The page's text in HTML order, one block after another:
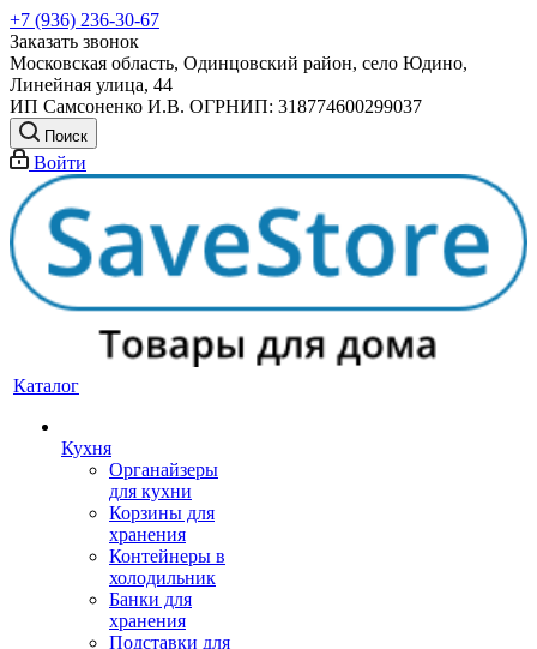
+7 (936) 236-30-67
Заказать звонок
Московская область, Одинцовский район, село Юдино,
Линейная улица, 44
ИП Самсоненко И.В. ОГРНИП: 318774600299037
Поиск
Войти
Каталог
Кухня
Органайзеры
для кухни
Корзины для
хранения
Контейнеры в
холодильник
Банки для
хранения
Подставки для